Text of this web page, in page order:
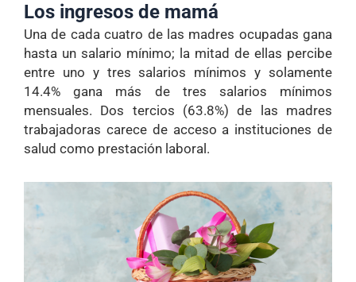
Los ingresos de mamá
Una de cada cuatro de las madres ocupadas gana
hasta un salario mínimo; la mitad de ellas percibe
entre uno y tres salarios mínimos y solamente
14.4% gana más de tres salarios mínimos
mensuales. Dos tercios (63.8%) de las madres
trabajadoras carece de acceso a instituciones de
salud como prestación laboral.